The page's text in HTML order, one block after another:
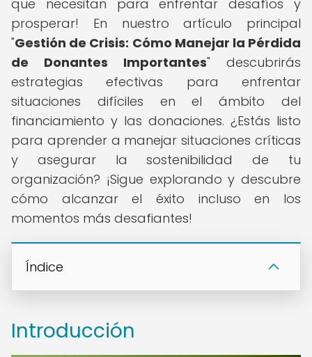
que necesitan para enfrentar desafíos y
prosperar! En nuestro artículo principal
"Gestión de Crisis: Cómo Manejar la Pérdida
de Donantes Importantes" descubrirás
estrategias efectivas para enfrentar
situaciones difíciles en el ámbito del
financiamiento y las donaciones. ¿Estás listo
para aprender a manejar situaciones críticas
y asegurar la sostenibilidad de tu
organización? ¡Sigue explorando y descubre
cómo alcanzar el éxito incluso en los
momentos más desafiantes!
Índice
Introducción